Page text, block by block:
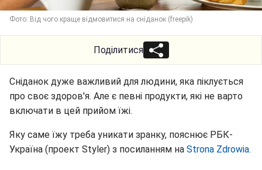
Фото: Від чого краще відмовитися на сніданок (freepik)
Поділитися
Сніданок дуже важливий для людини, яка піклується
про своє здоров'я. Але є певні продукти, які не варто
включати в цей прийом їжі.
Яку саме їжу треба уникати зранку, пояснює РБК-
Україна (проект Styler) з посиланням на Strona Zdrowia.